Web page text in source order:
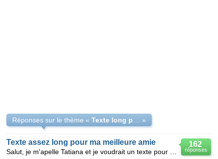
Réponses sur le thème « »
162
réponses
Texte assez long pour ma meilleure amie